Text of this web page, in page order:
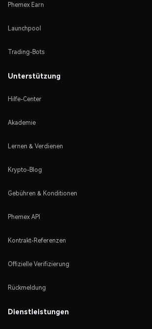
Phemex Earn
Launchpool
Trading-Bots
Unterstützung
Hilfe-Center
Akademie
Lernen & Verdienen
Krypto-Blog
Gebühren & Konditionen
Phemex API
Kontrakt-Referenzen
Offizielle Verifizierung
Rückmeldung
Dienstleistungen